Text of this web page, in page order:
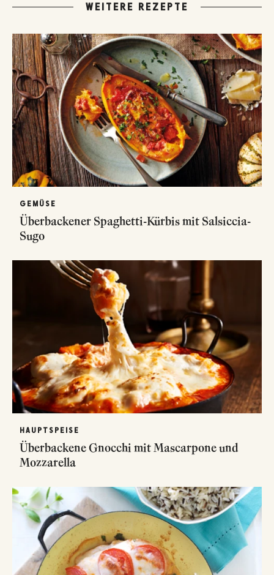
WEITERE REZEPTE
GEMÜSE
Überbackener Spaghetti-Kürbis mit Salsiccia-
Sugo
HAUPTSPEISE
Überbackene Gnocchi mit Mascarpone und
Mozzarella